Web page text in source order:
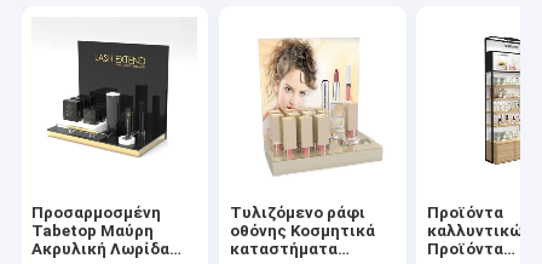
Προσαρμοσμένη
Tabetop Μαύρη
Ακρυλική Λωρίδα
Τυλιζόμενο ράφι
οθόνης Κοσμητικά
καταστήματα
Προϊόντα
καλλυντικών
Προϊόντα